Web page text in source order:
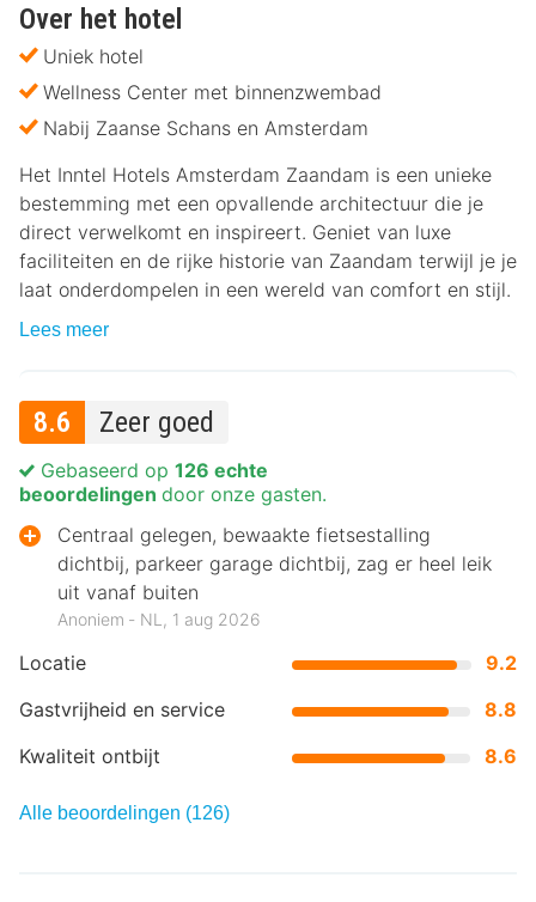
Over het hotel
Uniek hotel
Wellness Center met binnenzwembad
Nabij Zaanse Schans en Amsterdam
Het Inntel Hotels Amsterdam Zaandam is een unieke
bestemming met een opvallende architectuur die je
direct verwelkomt en inspireert. Geniet van luxe
faciliteiten en de rijke historie van Zaandam terwijl je je
laat onderdompelen in een wereld van comfort en stijl.
Lees meer
8.6 Zeer goed
Locatie
9.2
Gastvrijheid en service
8.8
Kwaliteit ontbijt
8.6
Gebaseerd op 126 echte
beoordelingen door onze gasten.
Centraal gelegen, bewaakte fietsestalling
dichtbij, parkeer garage dichtbij, zag er heel leik
uit vanaf buiten
Anoniem ‐ NL, 1 aug 2026
Alle beoordelingen (126)